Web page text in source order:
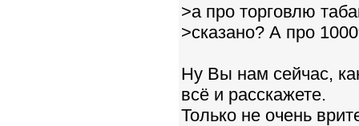
>а про торговлю
>сказано? А про
Ну Вы нам сейчас,
всё и расскажете.
Только не очень